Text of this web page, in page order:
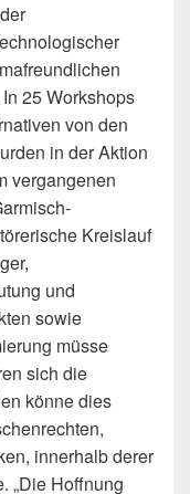
25 Workshops
von den
in der Aktion
vergangenen
Kreislauf
und
sowie
müsse
sich die
könne dies
innerhalb derer
„Die Hoffnung